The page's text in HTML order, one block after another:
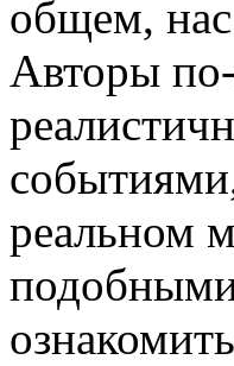
общем,
Авторы
реальном